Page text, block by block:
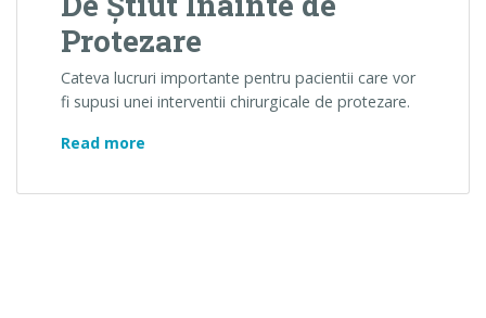
Protezare
Cateva lucruri importante pentru pacientii care vor
fi supusi unei interventii chirurgicale de protezare.
Read more